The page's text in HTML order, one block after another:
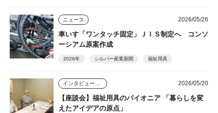
ニュース 2026/05/26
車いす「ワンタッチ固定」ＪＩＳ制定へ コンソ
ーシアム原案作成
2026年 シルバー産業新聞 福祉用具
2026/05/20
【座談会】福祉用具のパイオニア 「暮らしを変
えたアイデアの原点」